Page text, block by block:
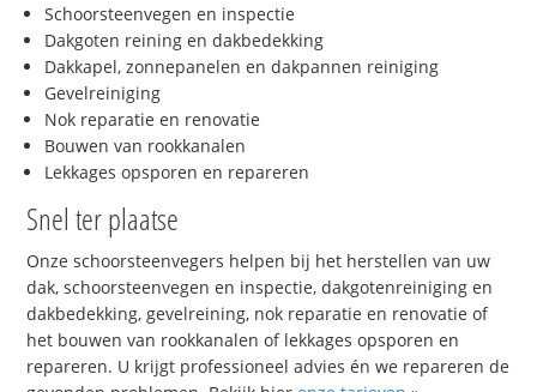
Schoorsteenvegen en inspectie
Dakgoten reining en dakbedekking
Dakkapel, zonnepanelen en dakpannen reiniging
Gevelreiniging
Nok reparatie en renovatie
Bouwen van rookkanalen
Lekkages opsporen en repareren
Snel ter plaatse
Onze schoorsteenvegers helpen bij het herstellen van uw
dak, schoorsteenvegen en inspectie, dakgotenreiniging en
dakbedekking, gevelreining, nok reparatie en renovatie of
het bouwen van rookkanalen of lekkages opsporen en
repareren. U krijgt professioneel advies én we repareren de